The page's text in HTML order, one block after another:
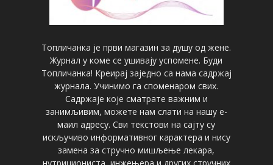
Топличанка је први магазин за душу од жене.
Журнал у коме се ушивају успомене. Буди
Топличанка! Креирај заједно са нама садржај
журнала. Учинимо га споменаром свих.
Садржаје које сматрате важним и
занимљивим, можете нам слати на нашу е-
маил адресу. Сви текстови на сајту су
искључиво информативног карактера и нису
замена за стручно мишљење лекара,
нутрициониста, инжењера и других стручних